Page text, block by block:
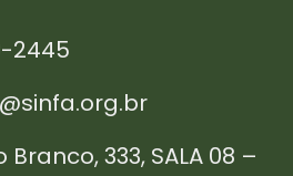
2445
333, SALA 08 –